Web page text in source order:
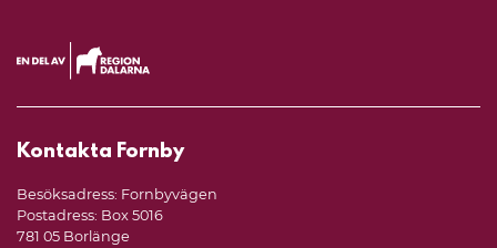
Kontakta Fornby
Besöksadress: Fornbyvägen
Postadress: Box 5016
781 05 Borlänge